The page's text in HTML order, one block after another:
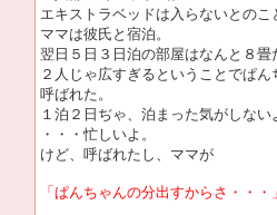
エキストラベッドは入らないとのこ
ママは彼氏と宿泊。
翌日５日３日泊の部屋はなんと８畳
２人じゃ広すぎるということでぱん
呼ばれた。
１泊２日ぢゃ、泊まった気がしない
・・・忙しいよ。
けど、呼ばれたし、ママが
「ぱんちゃんの分出すからさ・・・